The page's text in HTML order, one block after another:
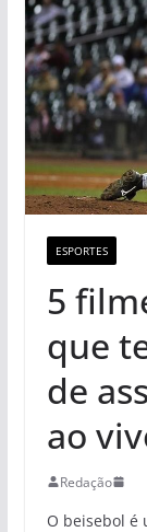
ESPORTES
5
que
de
ao
Redação
O beisebol é